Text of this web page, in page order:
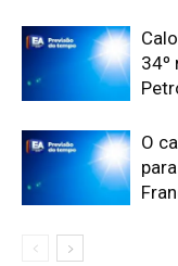
34º
O